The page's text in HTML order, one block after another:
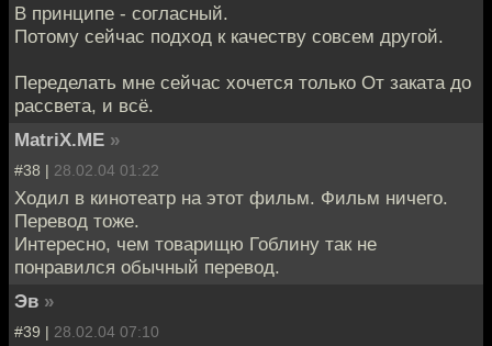
В принципе - согласный.
Потому сейчас подход к качеству совсем другой.
Переделать мне сейчас хочется только От заката до
рассвета, и всё.
MatriX.ME »
#38 | 28.02.04 01:22
Ходил в кинотеатр на этот фильм. Фильм ничего.
Перевод тоже.
Интересно, чем товарищю Гоблину так не
понравился обычный перевод.
Эв »
#39 | 28.02.04 07:10